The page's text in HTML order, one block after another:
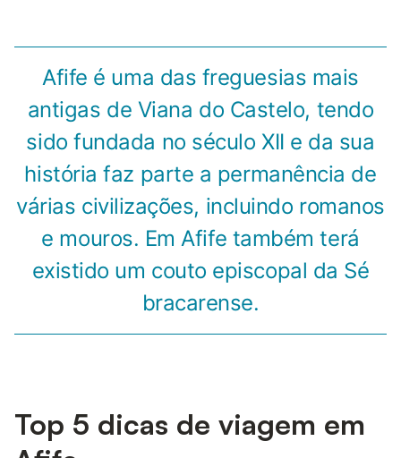
Afife é uma das freguesias mais
antigas de Viana do Castelo, tendo
sido fundada no século XII e da sua
história faz parte a permanência de
várias civilizações, incluindo romanos
e mouros. Em Afife também terá
existido um couto episcopal da Sé
bracarense.
Top 5 dicas de viagem em